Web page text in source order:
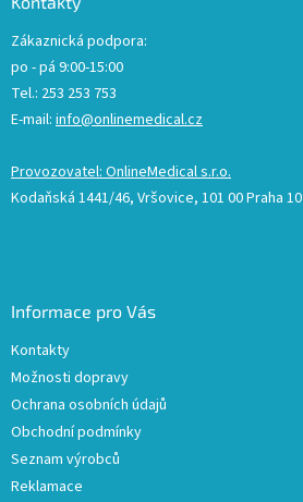
Zákaznická podpora:
po - pá 9:00-15:00
Tel.: 253 253 753
E-mail: info@onlinemedical.cz
Provozovatel: OnlineMedical s.r.o.
Kodaňská 1441/46, Vršovice, 101 00 Praha 10
Informace pro Vás
Kontakty
Možnosti dopravy
Ochrana osobních údajů
Obchodní podmínky
Seznam výrobců
Reklamace